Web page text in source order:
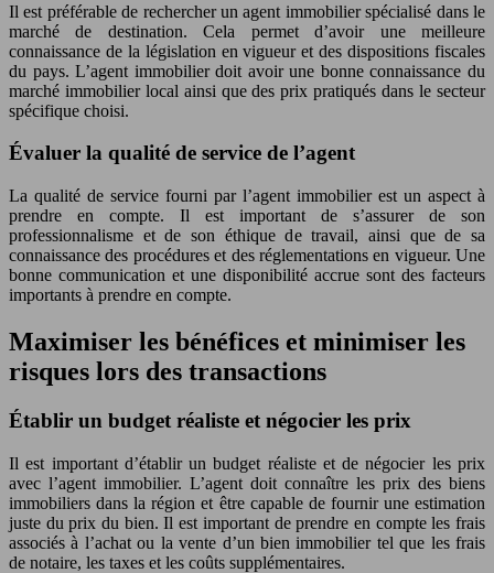
Il est préférable de rechercher un agent immobilier spécialisé dans le
marché de destination. Cela permet d’avoir une meilleure
connaissance de la législation en vigueur et des dispositions fiscales
du pays. L’agent immobilier doit avoir une bonne connaissance du
marché immobilier local ainsi que des prix pratiqués dans le secteur
spécifique choisi.
Évaluer la qualité de service de l’agent
La qualité de service fourni par l’agent immobilier est un aspect à
prendre en compte. Il est important de s’assurer de son
professionnalisme et de son éthique de travail, ainsi que de sa
connaissance des procédures et des réglementations en vigueur. Une
bonne communication et une disponibilité accrue sont des facteurs
importants à prendre en compte.
Maximiser les bénéfices et minimiser les
risques lors des transactions
Établir un budget réaliste et négocier les prix
Il est important d’établir un budget réaliste et de négocier les prix
avec l’agent immobilier. L’agent doit connaître les prix des biens
immobiliers dans la région et être capable de fournir une estimation
juste du prix du bien. Il est important de prendre en compte les frais
associés à l’achat ou la vente d’un bien immobilier tel que les frais
de notaire, les taxes et les coûts supplémentaires.